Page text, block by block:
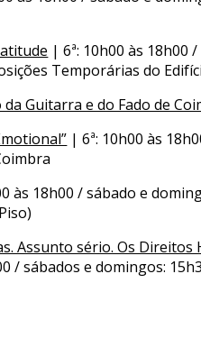
| 6ª: 10h00 às 18h00
Temporárias do
Guitarra e do Fado de
| 6ª: 10h00 às
às 18h00 / sábado e
Assunto sério. Os
/ sábados e domingos: